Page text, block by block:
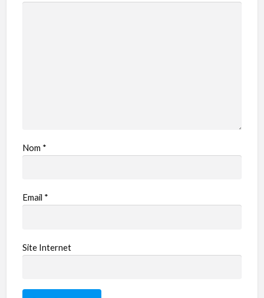
Nom *
Email *
Site Internet